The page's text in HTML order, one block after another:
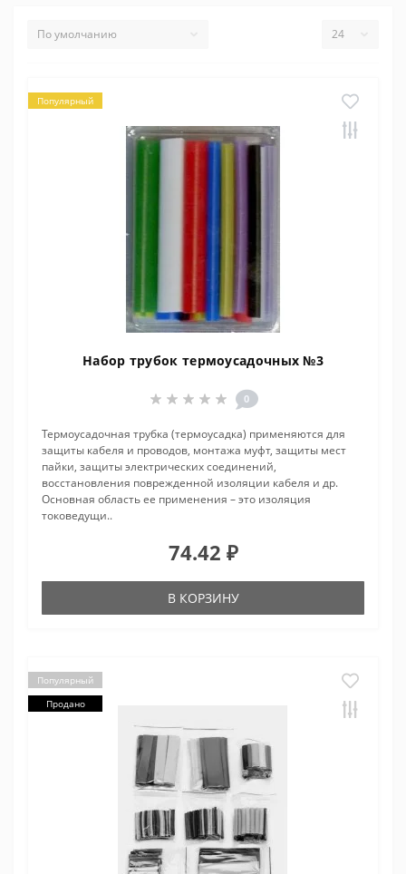
Популярный
Набор трубок термоусадочных №3
0
Термоусадочная трубка (термоусадка) применяются для
защиты кабеля и проводов, монтажа муфт, защиты мест
пайки, защиты электрических соединений,
восстановления поврежденной изоляции кабеля и др.
Основная область ее применения – это изоляция
токоведущи..
74.42 ₽
В КОРЗИНУ
Популярный
Продано